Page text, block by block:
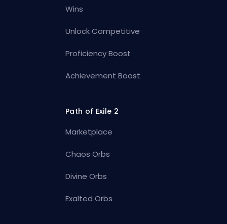
Wins
Unlock Competitive
Proficiency Boost
Achievement Boost
Path of Exile 2
Marketplace
Chaos Orbs
Divine Orbs
Exalted Orbs